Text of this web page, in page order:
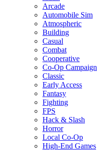
Arcade
Automobile Sim
Atmospheric
Building
Casual
Combat
Cooperative
Co-Op Campaign
Classic
Early Access
Fantasy
Fighting
FPS
Hack & Slash
Horror
Local Co-Op
High-End Games